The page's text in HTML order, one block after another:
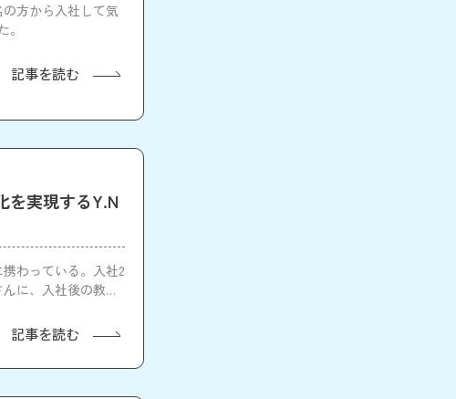
方から入社して気
記事を読む
を実現するY.N
わっている。入社2
に、入社後の教育
記事を読む